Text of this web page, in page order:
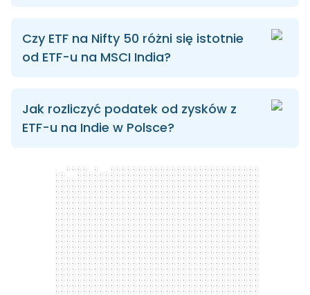
Czy ETF na Nifty 50 różni się istotnie
od ETF-u na MSCI India?
Jak rozliczyć podatek od zysków z
ETF-u na Indie w Polsce?
300 x 250